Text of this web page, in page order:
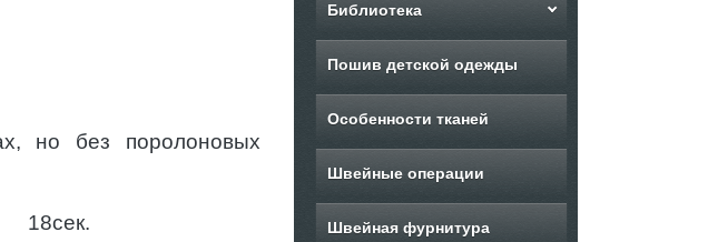
но без поролоновых
17сек.
Библиотека
Пошив детской одежды
Особенности тканей
Швейные операции
Швейная фурнитура